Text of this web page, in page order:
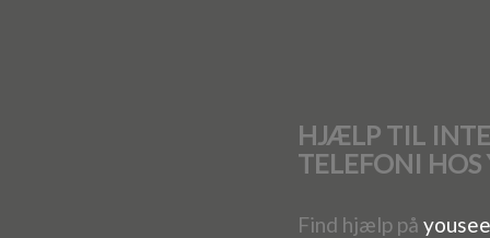
HJÆLP TIL
TELEFONI HOS
Find hjælp på